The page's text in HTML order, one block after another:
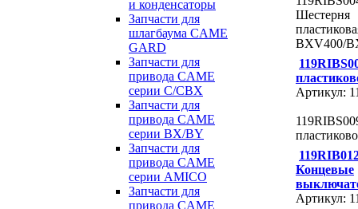
и конденсаторы
Запчасти для
шлагбаума CAME
GARD
Запчасти для
привода CAME
серии C/СВХ
Запчасти для
привода CAME
серии ВХ/ВY
Запчасти для
привода CAME
серии AMICO
Запчасти для
привода CAME
Шестерня
BXV400/
Артикул:
Концевые
Артикул: